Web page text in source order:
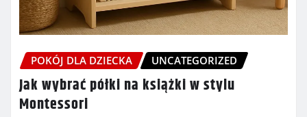
POKÓJ DLA DZIECKA UNCATEGORIZED
Jak wybrać półki na książki w stylu
Montessori